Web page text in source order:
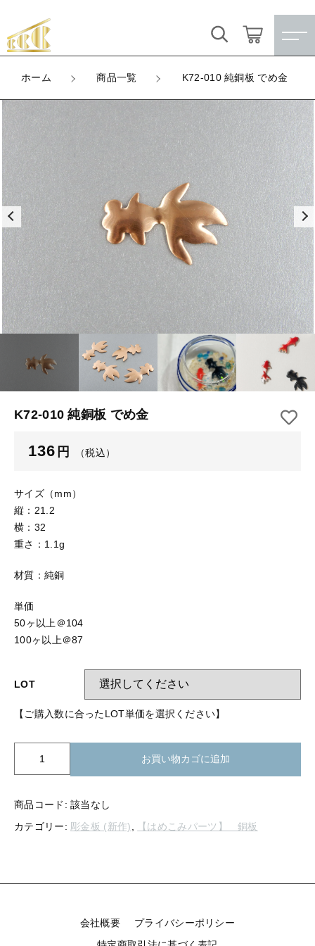
ホーム 商品一覧 K72-010 純銅板 でめ金
K72-010 純銅板 でめ金
136 円 （税込）
サイズ（mm）
縦：21.2
横：32
重さ：1.1g
材質：純銅
単価
50ヶ以上＠104
100ヶ以上＠87
LOT
【ご購入数に合ったLOT単価を選択ください】
銅
で
お買い物カゴに追加
商品コード:該当なし
カテゴリー: 彫金板 (新作), 【はめこみパーツ】 銅板
会社概要
プライバシーポリシー
カートに商品を追加しました
（税込）
ショッピングを続ける
カートを確認する
お気に入り
すべての商品
★訳ありアウトレット★
【メッキ付】 製品
【メッキ付】 ブローチ台
【はめこみパーツ】 銅板
【はめこみパーツ】 アルミ板
【はめこみパーツ】 アミ
【表金具】 皿・ミール皿
【表金具】 浅皿
【表金具】 透かしパーツ
【表金具】 平板
【表金具】 プレート
【留め金具】 ブローチピン
【留め金具】 丸カン・小判カン
【留め金具】 指輪
【留め金具】 クリップ・差込
【留め金具】 マスク用クリップ
【留め金具】 ネクタイピン
【留め金具】 蝶タック
【留め金具】 タイタック
【留め金具】 スライダー
【留め金具】 スカーフ留め
【留め金具】 スティックピン
すべて
★訳ありアウトレット★
【メッキ付】 製品
【メッキ付】 ブローチ台
【はめこみパーツ】 銅板
【はめこみパーツ】 アルミ板
【はめこみパーツ】 アミ
【表金具】 皿・ミール皿
【表金具】 浅皿
【表金具】 押皿・挽物
【留め金具】 丸カン・小判カン
【留め金具】 指輪
【留め金具】 イヤリング
【留め金具】 マスク用クリップ
こだわり検索
親カテゴリ
子カテゴリ
価格帯
～
在庫あり セール